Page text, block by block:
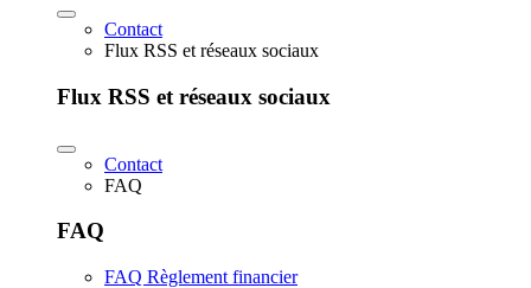
Contact
Flux RSS et réseaux sociaux
Flux RSS et réseaux sociaux
Contact
FAQ
FAQ
FAQ Règlement financier